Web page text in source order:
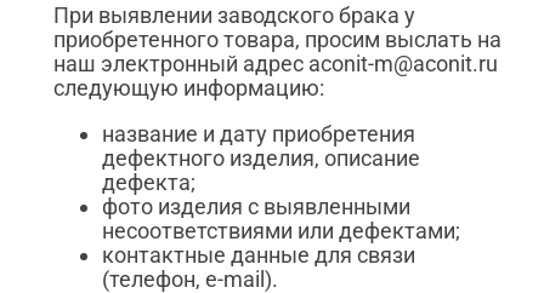
При выявлении заводского брака у
приобретенного товара, просим выслать на
наш электронный адрес aconit-m@aconit.ru
следующую информацию:
название и дату приобретения
дефектного изделия, описание
дефекта;
фото изделия с выявленными
несоответствиями или дефектами;
контактные данные для связи
(телефон, e-mail).